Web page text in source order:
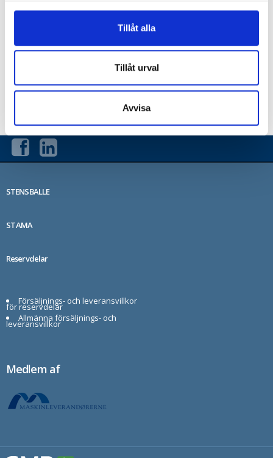
Tillåt alla
Tillåt urval
Avvisa
STAMA
Försäljnings- och leveransvillkor för reservdelar
Returvaror
STENSBALLE
STAMA
Reservdelar
Försäljnings- och leveransvillkor
för reservdelar
Allmänna försäljnings- och
leveransvillkor
Medlem af